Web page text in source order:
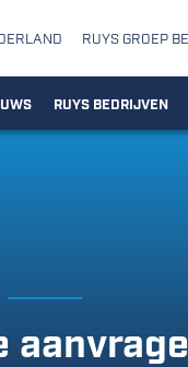
RUYS GROEP
RUYS BEDRIJVEN